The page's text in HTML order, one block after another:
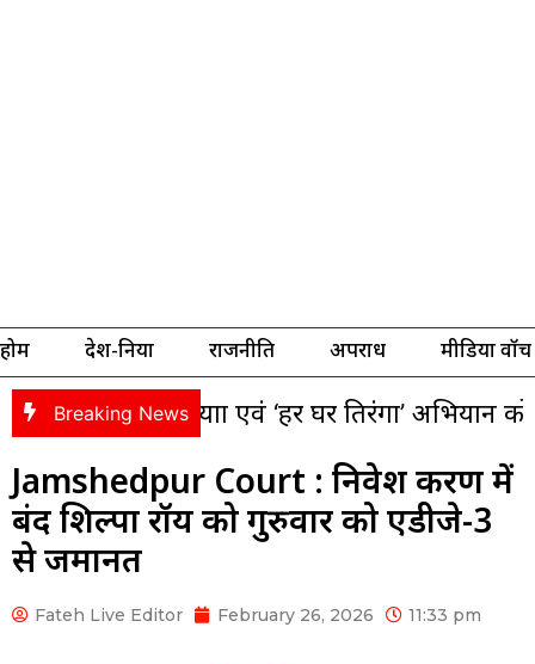
होम देश-दुनिया राजनीति अपराध मीडिया वॉच
Breaking News
यात्रा एवं ‘हर घर तिरंगा’ अभियान को लेकर
Jamshedpur Court : निवेश प्रकरण में
बंद शिल्पा रॉय को गुरुवार को एडीजे-3
से जमानत
Fateh Live Editor February 26, 2026 11:33 pm